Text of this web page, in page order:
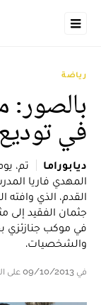
رياضة
بالصور:
في
ديابوراما
تم،
المهدي فاريا
القدم، الذي وافته
جثمان الفقيد إلى
في موكب جنازئزي
والشخصيات.
في 09/10/2013 على الساعة 16:11